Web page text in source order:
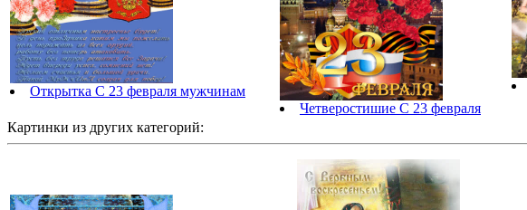
Открытка С 23 февраля мужчинам
Четверостишие С 23 февраля
Картинки из других категорий: